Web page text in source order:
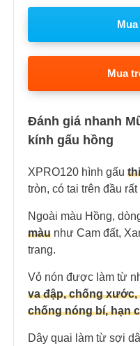
Mua
Đánh giá nhanh
kính gấu hồng
XPRO120 hình gấu
tròn, có tai trên đầu
Ngoài màu Hồng,
màu như Cam đất,
trang.
Vỏ nón được làm từ
va đập, chống xước,
chống nóng bí, hạn
Dây quai làm từ sợi